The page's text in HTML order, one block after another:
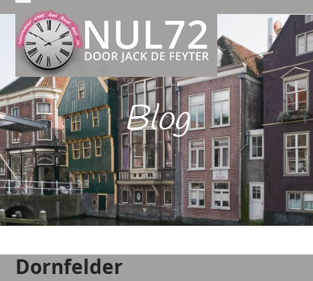
Open
mobile
menu
Close
mobile
menu
Blog
Dornfelder